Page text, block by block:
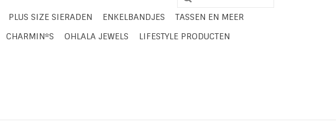
PLUS SIZE SIERADEN ENKELBANDJES
TASSEN EN MEER
CHARMIN*S OHLALA JEWELS
LIFESTYLE PRODUCTEN